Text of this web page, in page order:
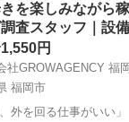
を楽しみながら
調査スタッフ｜設
円
社GROWAGENCY 福
福岡市
外を回る仕事がいい